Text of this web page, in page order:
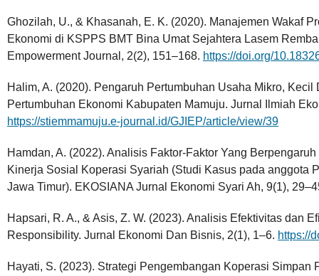
Ghozilah, U., & Khasanah, E. K. (2020). Manajemen Wakaf
Ekonomi di KSPPS BMT Bina Umat Sejahtera Lasem
Empowerment Journal, 2(2), 151–168. https://doi.org/
Halim, A. (2020). Pengaruh Pertumbuhan Usaha Mikro, Kecil
Pertumbuhan Ekonomi Kabupaten Mamuju. Jurnal Ilmiah
https://stiemmamuju.e-journal.id/GJIEP/article/view/39
Hamdan, A. (2022). Analisis Faktor-Faktor Yang
Kinerja Sosial Koperasi Syariah (Studi Kasus pada anggota
Jawa Timur). EKOSIANA Jurnal Ekonomi Syari Ah, 9(1),
Hapsari, R. A., & Asis, Z. W. (2023). Analisis Efektivitas dan
Responsibility. Jurnal Ekonomi Dan Bisnis, 2(1), 1–6. https://
Hayati, S. (2023). Strategi Pengembangan Koperasi Simpan